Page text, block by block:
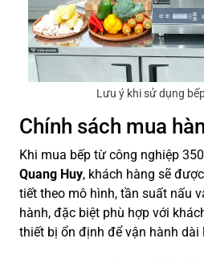
Lưu ý khi sử dụng
Chính sách mua
Khi mua bếp từ công nghiệp
Quang Huy, khách hàng sẽ
tiết theo mô hình, tần suất nấu
hành, đặc biệt phù hợp với
thiết bị ổn định để vận hành dài